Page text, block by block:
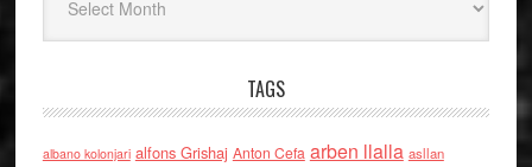
TAGS
albano kolonjari alfons Grishaj Anton Cefa arben llalla asllan